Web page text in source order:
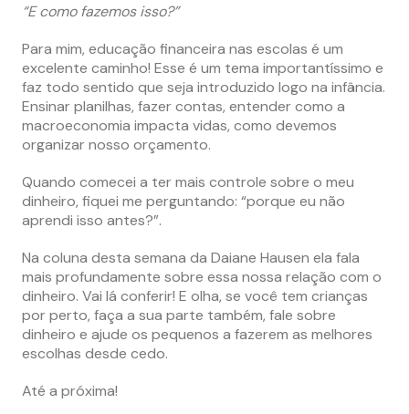
“E como fazemos isso?”
Para mim, educação financeira nas escolas é um
excelente caminho! Esse é um tema importantíssimo e
faz todo sentido que seja introduzido logo na infância.
Ensinar planilhas, fazer contas, entender como a
macroeconomia impacta vidas, como devemos
organizar nosso orçamento.
Quando comecei a ter mais controle sobre o meu
dinheiro, fiquei me perguntando: “porque eu não
aprendi isso antes?”.
Na coluna desta semana da Daiane Hausen ela fala
mais profundamente sobre essa nossa relação com o
dinheiro. Vai lá conferir! E olha, se você tem crianças
por perto, faça a sua parte também, fale sobre
dinheiro e ajude os pequenos a fazerem as melhores
escolhas desde cedo.
Até a próxima!